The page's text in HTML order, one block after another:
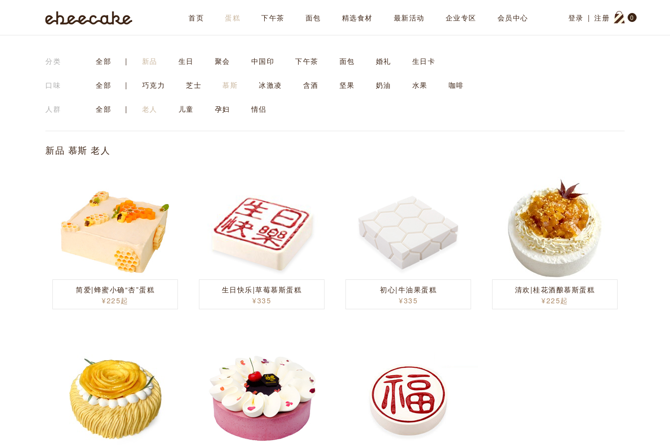
首页 蛋糕 下午茶 面包 精选食材 最新活动 企业专区 会员中心 0
登录 | 注册
分类 全部 | 新品 生日 聚会 中国印 下午茶 面包 婚礼 生日卡
口味 全部 | 巧克力 芝士 慕斯 冰激凌 含酒 坚果 奶油 水果 咖啡
人群 全部 | 老人 儿童 孕妇 情侣
新品 慕斯 老人
简爱|蜂蜜小确“杏”蛋糕
¥225起
生日快乐|草莓慕斯蛋糕
¥335
初心|牛油果蛋糕
¥335
清欢|桂花酒酿慕斯蛋糕
¥225起